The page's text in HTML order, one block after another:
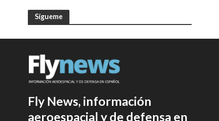
Sígueme
Fly News, información
aeroespacial y de defensa en